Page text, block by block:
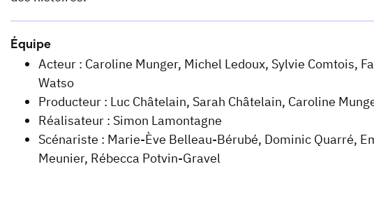
Équipe
Acteur : Caroline Munger, Michel Ledoux, Sylvie Comtois,
Watso
Producteur : Luc Châtelain, Sarah Châtelain, Caroline
Réalisateur : Simon Lamontagne
Scénariste : Marie-Ève Belleau-Bérubé, Dominic Quarré,
Meunier, Rébecca Potvin-Gravel